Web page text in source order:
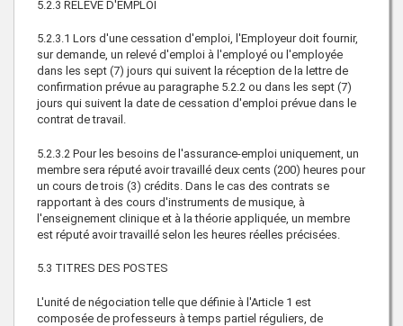
5.2.3 RELEVÉ D'EMPLOI
5.2.3.1 Lors d'une cessation d'emploi, l'Employeur doit fournir,
sur demande, un relevé d'emploi à l'employé ou l'employée
dans les sept (7) jours qui suivent la réception de la lettre de
confirmation prévue au paragraphe 5.2.2 ou dans les sept (7)
jours qui suivent la date de cessation d'emploi prévue dans le
contrat de travail.
5.2.3.2 Pour les besoins de l'assurance-emploi uniquement, un
membre sera réputé avoir travaillé deux cents (200) heures pour
un cours de trois (3) crédits. Dans le cas des contrats se
rapportant à des cours d'instruments de musique, à
l'enseignement clinique et à la théorie appliquée, un membre
est réputé avoir travaillé selon les heures réelles précisées.
5.3 TITRES DES POSTES
L'unité de négociation telle que définie à l'Article 1 est
composée de professeurs à temps partiel réguliers, de